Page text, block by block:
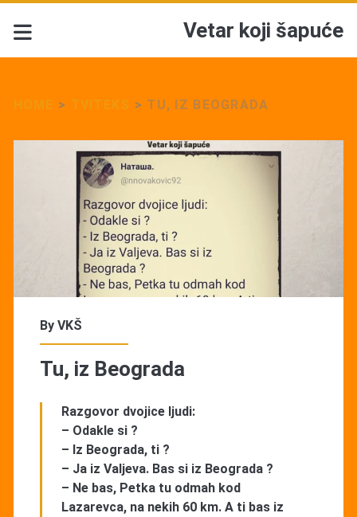
Vetar koji šapuće
> > TU, IZ BEOGRADA
By VKŠ
Tu, iz Beograda
Razgovor dvojice ljudi:
– Odakle si ?
– Iz Beograda, ti ?
– Ja iz Valjeva. Bas si iz Beograda ?
– Ne bas, Petka tu odmah kod
Lazarevca, na nekih 60 km. A ti bas iz